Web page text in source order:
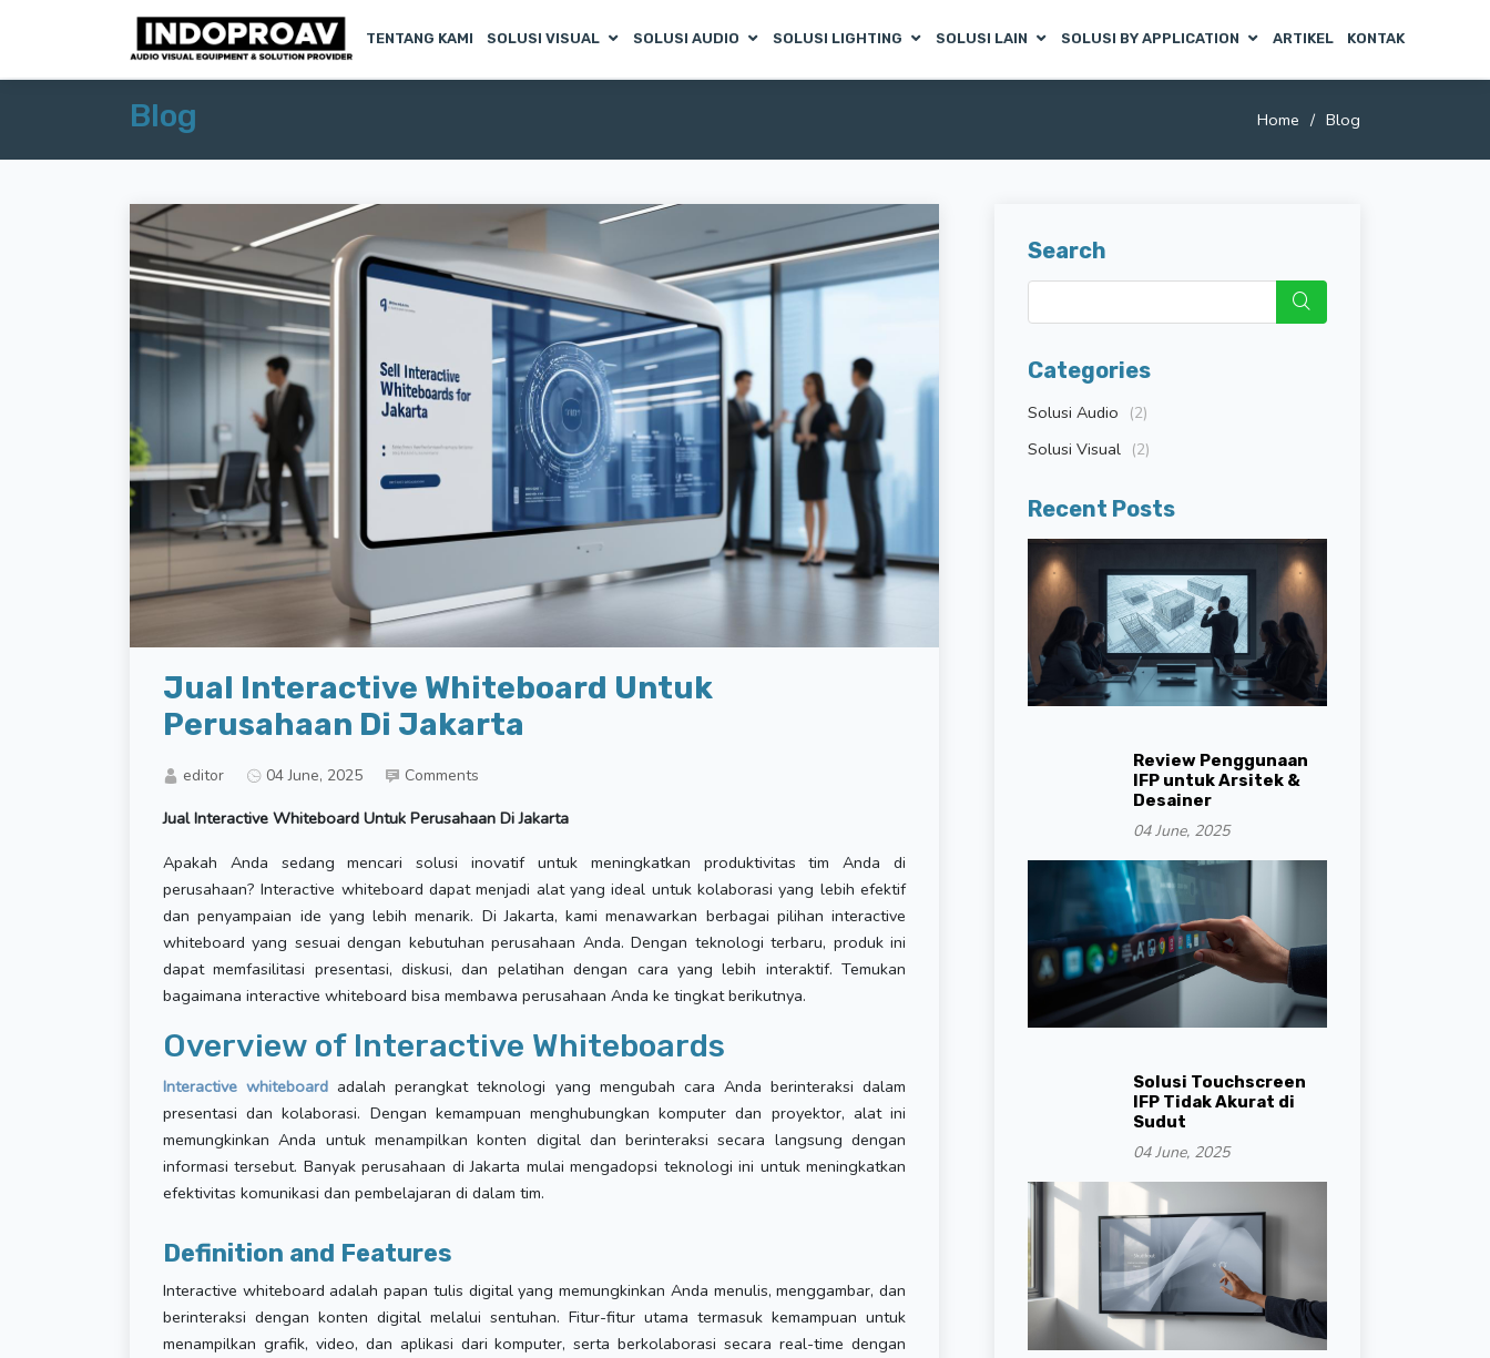
TENTANG KAMI SOLUSI VISUAL SOLUSI AUDIO SOLUSI LIGHTING SOLUSI LAIN SOLUSI BY APPLICATION ARTIKEL KONTAK
Blog Home Blog
Jual Interactive Whiteboard Untuk
Perusahaan Di Jakarta
editor 04 June, 2025 Comments
Jual Interactive Whiteboard Untuk Perusahaan Di Jakarta
Apakah Anda sedang mencari solusi inovatif untuk meningkatkan produktivitas tim Anda di
perusahaan? Interactive whiteboard dapat menjadi alat yang ideal untuk kolaborasi yang lebih efektif
dan penyampaian ide yang lebih menarik. Di Jakarta, kami menawarkan berbagai pilihan interactive
whiteboard yang sesuai dengan kebutuhan perusahaan Anda. Dengan teknologi terbaru, produk ini
dapat memfasilitasi presentasi, diskusi, dan pelatihan dengan cara yang lebih interaktif. Temukan
bagaimana interactive whiteboard bisa membawa perusahaan Anda ke tingkat berikutnya.
Overview of Interactive Whiteboards
Interactive whiteboard adalah perangkat teknologi yang mengubah cara Anda berinteraksi dalam
presentasi dan kolaborasi. Dengan kemampuan menghubungkan komputer dan proyektor, alat ini
memungkinkan Anda untuk menampilkan konten digital dan berinteraksi secara langsung dengan
informasi tersebut. Banyak perusahaan di Jakarta mulai mengadopsi teknologi ini untuk meningkatkan
efektivitas komunikasi dan pembelajaran di dalam tim.
Definition and Features
Interactive whiteboard adalah papan tulis digital yang memungkinkan Anda menulis, menggambar, dan
berinteraksi dengan konten digital melalui sentuhan. Fitur-fitur utama termasuk kemampuan untuk
menampilkan grafik, video, dan aplikasi dari komputer, serta berkolaborasi secara real-time dengan
Search
Categories
Solusi Audio (2)
Solusi Visual (2)
Recent Posts
Review Penggunaan
IFP untuk Arsitek &
Desainer
04 June, 2025
Solusi Touchscreen
IFP Tidak Akurat di
Sudut
04 June, 2025